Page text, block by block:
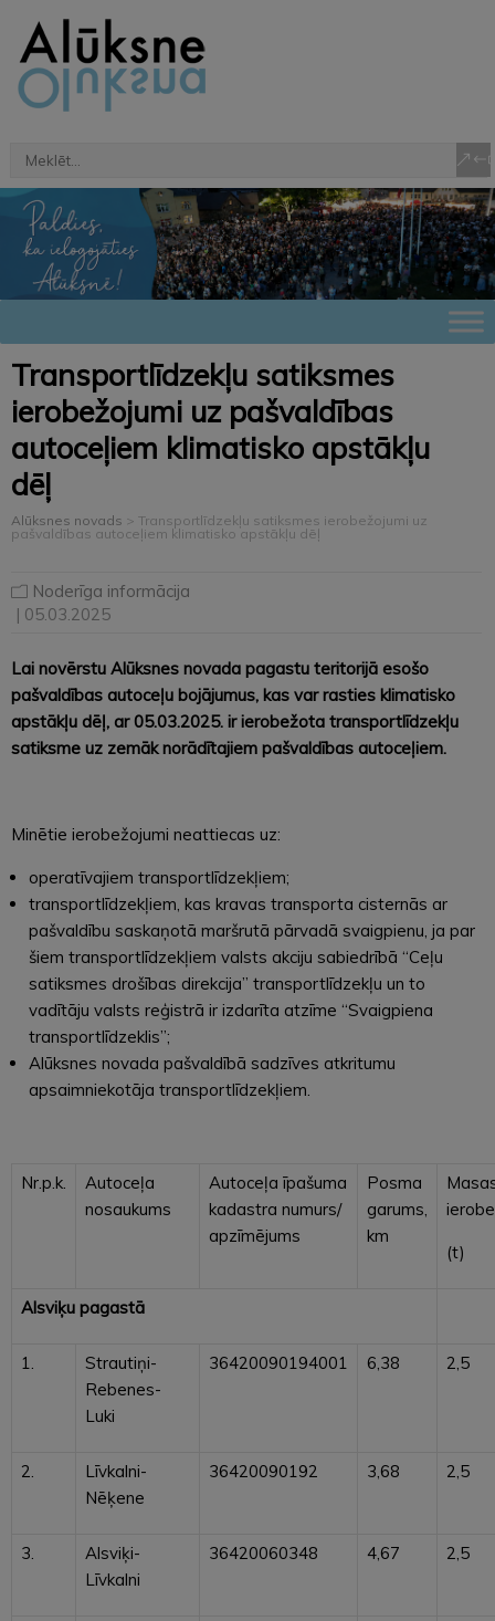
Transportlīdzekļu satiksmes
ierobežojumi uz pašvaldības
autoceļiem klimatisko apstākļu
dēļ
Alūksnes novads > Transportlīdzekļu satiksmes ierobežojumi uz
pašvaldības autoceļiem klimatisko apstākļu dēļ
Noderīga informācija
| 05.03.2025
Lai novērstu Alūksnes novada pagastu teritorijā esošo
pašvaldības autoceļu bojājumus, kas var rasties klimatisko
apstākļu dēļ, ar 05.03.2025. ir ierobežota transportlīdzekļu
satiksme uz zemāk norādītajiem pašvaldības autoceļiem.
Minētie ierobežojumi neattiecas uz:
operatīvajiem transportlīdzekļiem;
transportlīdzekļiem, kas kravas transporta cisternās ar
pašvaldību saskaņotā maršrutā pārvadā svaigpienu, ja par
šiem transportlīdzekļiem valsts akciju sabiedrībā “Ceļu
satiksmes drošības direkcija” transportlīdzekļu un to
vadītāju valsts reģistrā ir izdarīta atzīme “Svaigpiena
transportlīdzeklis”;
Alūksnes novada pašvaldībā sadzīves atkritumu
apsaimniekotāja transportlīdzekļiem.
Nr.p.k.
Autoceļa
nosaukums
Autoceļa īpašuma
kadastra numurs/
apzīmējums
Posma
garums,
km
(t)
Alsviķu pagastā
1.
Strautiņi-
Rebenes-
Luki
36420090194001 6,38 2,5
2.
Līvkalni-
Nēķene
36420090192 3,68 2,5
3.
Alsviķi-
Līvkalni
36420060348 4,67 2,5